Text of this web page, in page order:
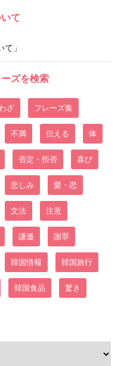
て
て」
ズを検索
ざ フレーズ集
不満 伝える 体
否定・拒否 喜び
悲しみ 愛・恋
文法 注意
謙遜 謝罪
韓国情報 韓国旅行
韓国食品 驚き